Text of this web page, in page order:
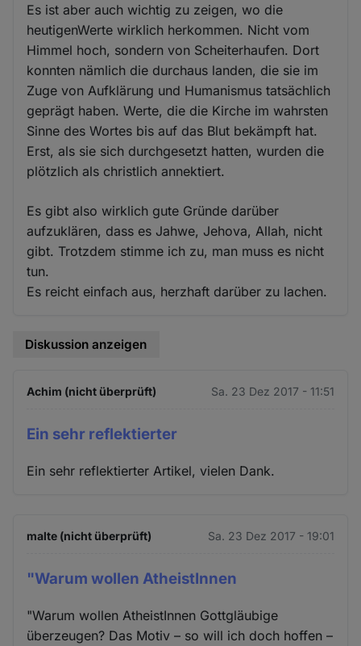
Es ist aber auch wichtig zu zeigen, wo die
heutigenWerte wirklich herkommen. Nicht vom
Himmel hoch, sondern von Scheiterhaufen. Dort
konnten nämlich die durchaus landen, die sie im
Zuge von Aufklärung und Humanismus tatsächlich
geprägt haben. Werte, die die Kirche im wahrsten
Sinne des Wortes bis auf das Blut bekämpft hat.
Erst, als sie sich durchgesetzt hatten, wurden die
plötzlich als christlich annektiert.
Es gibt also wirklich gute Gründe darüber
aufzuklären, dass es Jahwe, Jehova, Allah, nicht
gibt. Trotzdem stimme ich zu, man muss es nicht
tun.
Es reicht einfach aus, herzhaft darüber zu lachen.
Diskussion anzeigen
Achim (nicht überprüft) Sa. 23 Dez 2017 - 11:51
Ein sehr reflektierter
Ein sehr reflektierter Artikel, vielen Dank.
malte (nicht überprüft) Sa. 23 Dez 2017 - 19:01
"Warum wollen AtheistInnen
"Warum wollen AtheistInnen Gottgläubige
überzeugen? Das Motiv – so will ich doch hoffen –